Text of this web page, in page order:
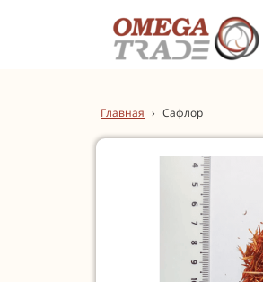
Главная › Сафлор